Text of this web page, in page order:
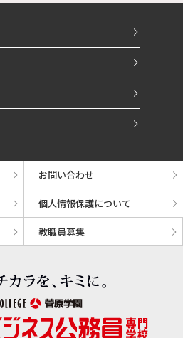
お問い合わせ
個人情報保護について
教職員募集